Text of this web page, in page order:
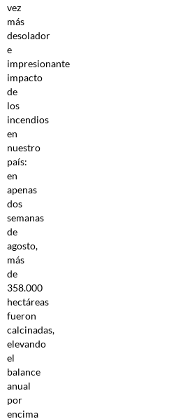
vez
más
desolador
e
impresionante
impacto
de
los
incendios
en
nuestro
país:
en
apenas
dos
semanas
de
agosto,
más
de
358.000
hectáreas
fueron
calcinadas,
elevando
el
balance
anual
por
encima